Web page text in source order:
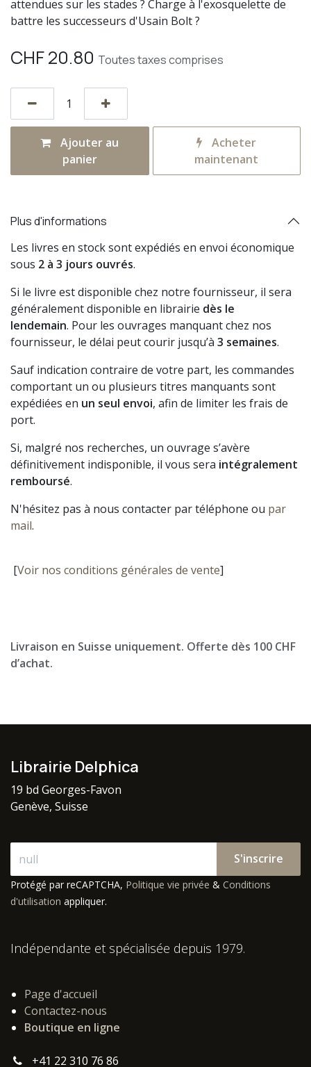
attendues sur les stades ? Charge à l'exosquelette de
battre les successeurs d'Usain Bolt ?
CHF20.80 Toutes taxes comprises
Ajouter au
panier
Acheter
maintenant
Plus d'informations
Les livres en stock sont expédiés en envoi économique
sous 2 à 3 jours ouvrés.
Si le livre est disponible chez notre fournisseur, il sera
généralement disponible en librairie dès le
lendemain. Pour les ouvrages manquant chez nos
fournisseur, le délai peut courir jusqu’à 3 semaines.
Sauf indication contraire de votre part, les commandes
comportant un ou plusieurs titres manquants sont
expédiées en un seul envoi, afin de limiter les frais de
port.
Si, malgré nos recherches, un ouvrage s’avère
définitivement indisponible, il vous sera intégralement
remboursé.
N'hésitez pas à nous contacter par téléphone ou par
mail.
[Voir nos conditions générales de vente]
Livraison en Suisse uniquement. Offerte dès 100 CHF
d’achat.
Librairie Delphica
19 bd Georges-Favon
Genève, Suisse
S'inscrire
Protégé par reCAPTCHA, Politique vie privée & Conditions
d'utilisation appliquer.
Indépendante et spécialisée depuis 1979.
Page d'accueil
Contactez-nous
Boutique en ligne
+41 22 310 76 86